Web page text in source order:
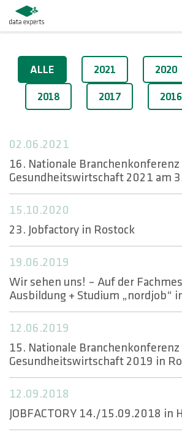
BRANCHEN
PRODUKTLÖSUNGEN
KARRIERE
UNTERNEHMEN
KUNDENBEREICH
KONTAKT
HOTLINES
Suche
2021
ALLE 2021 2020
2018 2017 2016
02.06.2021
16. Nationale Branchenkonferenz
Gesundheitswirtschaft 2021 am
15.10.2020
23. Jobfactory in Rostock
19.06.2019
Wir sehen uns! – Auf der
Ausbildung + Studium „nordjob“
12.06.2019
15. Nationale Branchenkonferenz
Gesundheitswirtschaft 2019 in
12.09.2018
JOBFACTORY 14./15.09.2018 in